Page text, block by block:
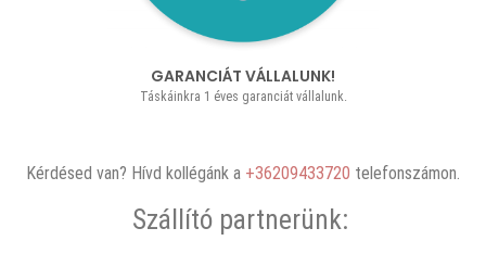
GARANCIÁT VÁLLALUNK!
Táskáinkra 1 éves garanciát vállalunk.
Kérdésed van? Hívd kollégánk a +36209433720 telefonszámon.
Szállító partnerünk: